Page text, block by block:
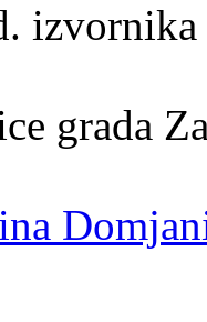
izvornika
grada